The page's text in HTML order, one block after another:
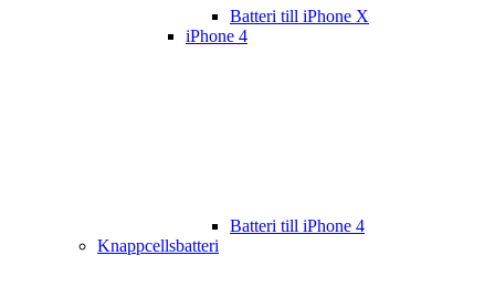
Batteri till iPhone X
iPhone 4
Batteri till iPhone 4
Knappcellsbatteri